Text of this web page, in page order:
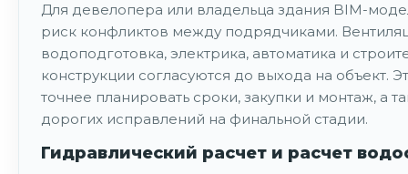
Для девелопера или владельца здания BIM-
риск конфликтов между подрядчиками.
водоподготовка, электрика, автоматика и
конструкции согласуются до выхода на объект.
точнее планировать сроки, закупки и монтаж, а
дорогих исправлений на финальной стадии.
Гидравлический расчет и расчет